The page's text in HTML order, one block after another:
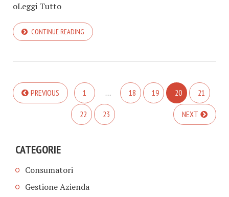
oLeggi Tutto
CONTINUE READING
PREVIOUS 1 … 18 19 20 21
22 23 NEXT
CATEGORIE
Consumatori
Gestione Azienda